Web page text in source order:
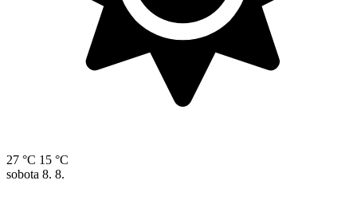
27 °C 15 °C
sobota 8. 8.